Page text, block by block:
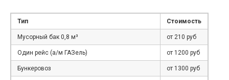
Тип Стоимость
Мусорный бак 0,8 м³ от 210 руб
Один рейс (а/м ГАЗель) от 1200 руб
Бункеровоз от 1300 руб